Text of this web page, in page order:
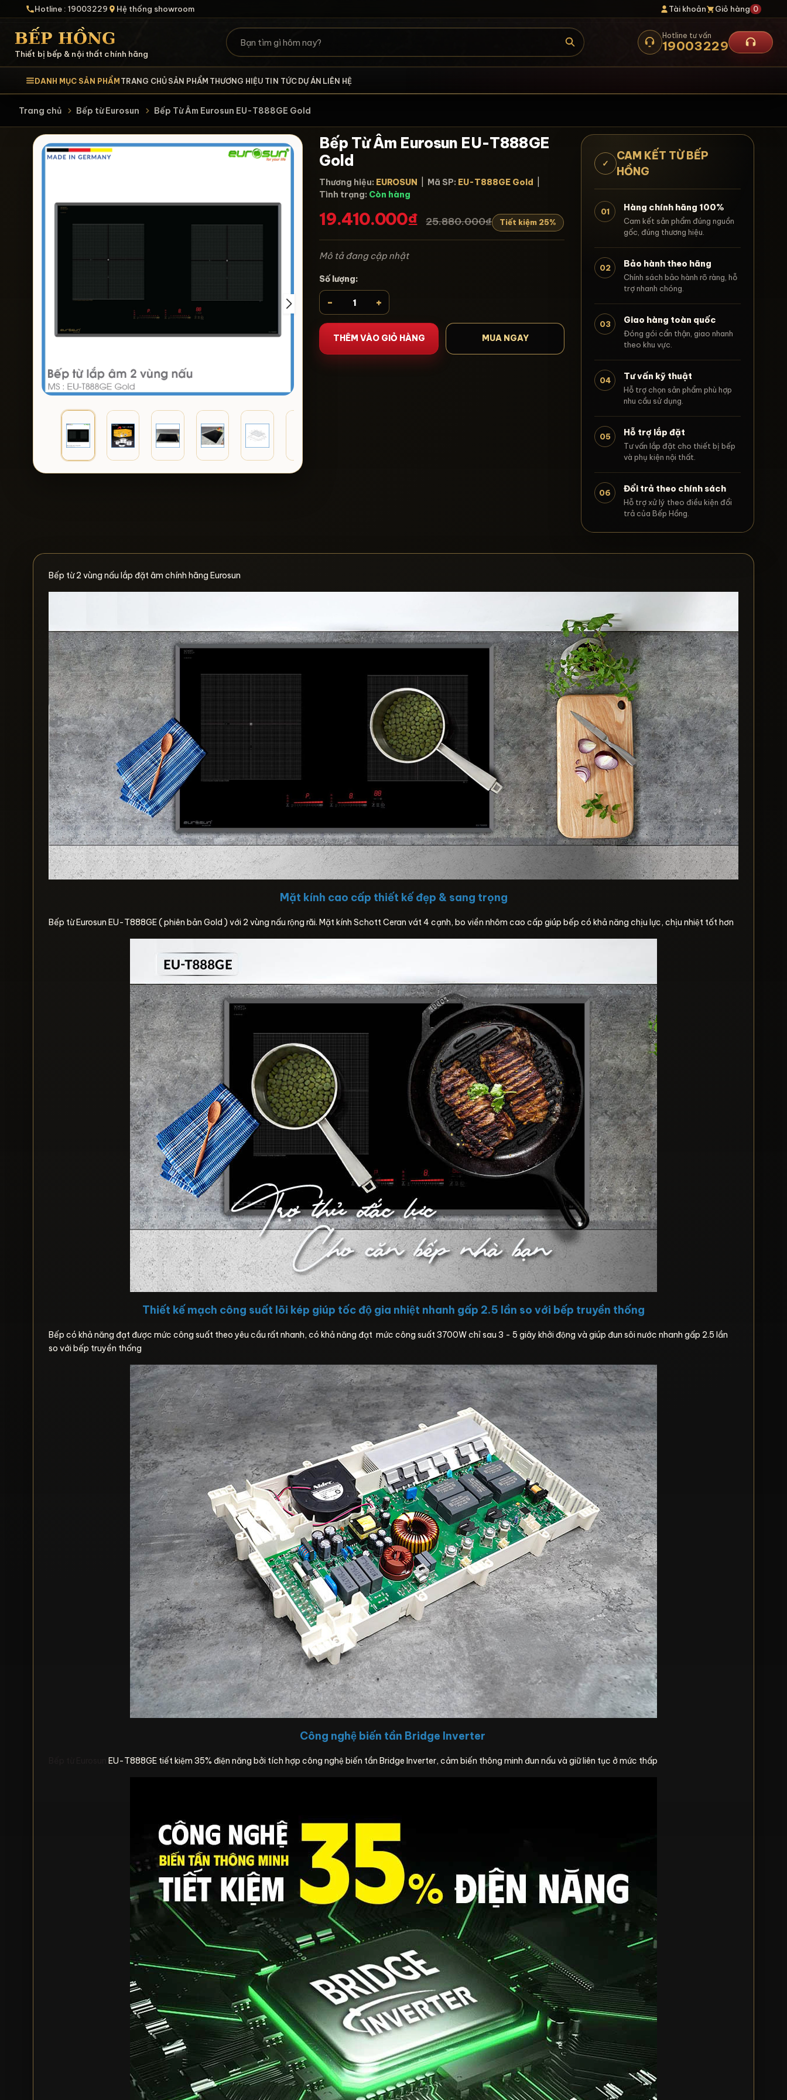
Hotline : 19003229 Hệ thống showroom Tài khoản Giỏ hàng 0
Thiết bị bếp & nội thất chính hãng
Hotline tư vấn
19003229
DANH MỤC SẢN PHẨMTRANG CHỦSẢN PHẨM THƯƠNG HIỆU TIN TỨC DỰ ÁN LIÊN HỆ
Trang chủ Bếp từ Eurosun Bếp Từ Âm Eurosun EU-T888GE Gold
Bếp Từ Âm Eurosun EU-T888GE
Gold
Thương hiệu: EUROSUN Mã SP: EU-T888GE Gold
Tình trạng: Còn hàng
19.410.000₫ 25.880.000₫ Tiết kiệm 25%
Mô tả đang cập nhật
Số lượng:
- +
THÊM VÀO GIỎ HÀNG MUA NGAY
✓
CAM KẾT TỪ BẾP
HỒNG
01 Hàng chính hãng 100%
Cam kết sản phẩm đúng nguồn
gốc, đúng thương hiệu.
02 Bảo hành theo hãng
Chính sách bảo hành rõ ràng, hỗ
trợ nhanh chóng.
03 Giao hàng toàn quốc
Đóng gói cẩn thận, giao nhanh
theo khu vực.
04 Tư vấn kỹ thuật
Hỗ trợ chọn sản phẩm phù hợp
nhu cầu sử dụng.
05 Hỗ trợ lắp đặt
Tư vấn lắp đặt cho thiết bị bếp
và phụ kiện nội thất.
06 Đổi trả theo chính sách
Hỗ trợ xử lý theo điều kiện đổi
trả của Bếp Hồng.
Bếp từ 2 vùng nấu lắp đặt âm chính hãng Eurosun
Mặt kính cao cấp thiết kế đẹp & sang trọng
Bếp từ Eurosun EU-T888GE ( phiên bản Gold ) với 2 vùng nấu rộng rãi. Mặt kính Schott Ceran vát 4 cạnh, bo viền nhôm cao cấp giúp bếp có khả năng chịu lực, chịu nhiệt tốt hơn
Thiết kế mạch công suất lõi kép giúp tốc độ gia nhiệt nhanh gấp 2.5 lần so với bếp truyền thống
Bếp có khả năng đạt được mức công suất theo yêu cầu rất nhanh, có khả năng đạt mức công suất 3700W chỉ sau 3 - 5 giây khởi động và giúp đun sôi nước nhanh gấp 2.5 lần
so với bếp truyền thống
Công nghệ biến tần Bridge Inverter
EU-T888GE tiết kiệm 35% điện năng bởi tích hợp công nghệ biến tần Bridge Inverter, cảm biến thông minh đun nấu và giữ liên tục ở mức thấp